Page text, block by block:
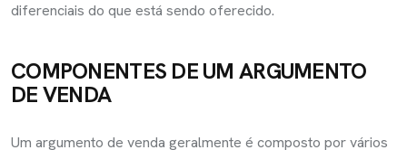
diferenciais do que está sendo oferecido.
COMPONENTES DE UM ARGUMENTO
DE VENDA
Um argumento de venda geralmente é composto por vários